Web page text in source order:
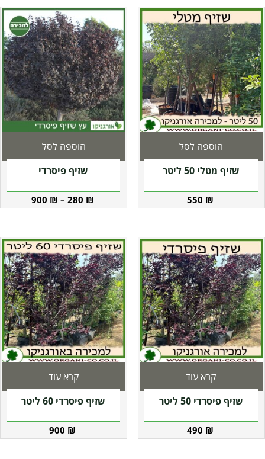
שזיף מטלי 50 ליטר
550 ₪
הוספה לסל
שזיף פיסרדי
280 ₪
–
900 ₪
הוספה לסל
שזיף פיסרדי 50 ליטר
490 ₪
קרא עוד
שזיף פיסרדי 60 ליטר
900 ₪
קרא עוד